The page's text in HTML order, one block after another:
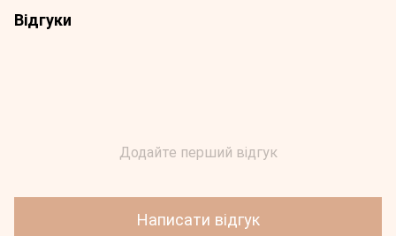
Відгуки
Додайте перший відгук
Написати відгук